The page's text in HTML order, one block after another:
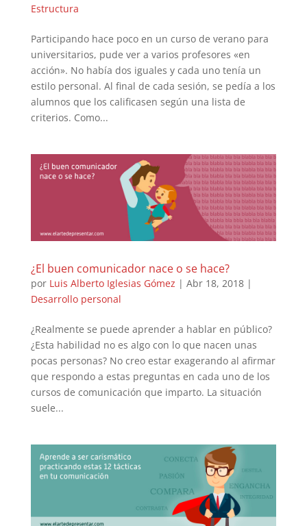
Estructura
Participando hace poco en un curso de verano para
universitarios, pude ver a varios profesores «en
acción». No había dos iguales y cada uno tenía un
estilo personal. Al final de cada sesión, se pedía a los
alumnos que los calificasen según una lista de
criterios. Como...
¿El buen comunicador nace o se hace?
por Luis Alberto Iglesias Gómez | Abr 18, 2018|
Desarrollo personal
¿Realmente se puede aprender a hablar en público?
¿Esta habilidad no es algo con lo que nacen unas
pocas personas? No creo estar exagerando al afirmar
que respondo a estas preguntas en cada uno de los
cursos de comunicación que imparto. La situación
suele...